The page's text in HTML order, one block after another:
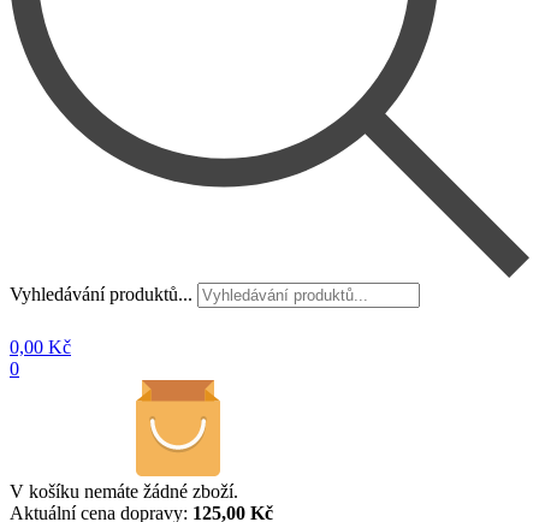
Vyhledávání produktů...
0,00 Kč
0
V košíku nemáte žádné zboží.
Aktuální cena dopravy: 125,00 Kč